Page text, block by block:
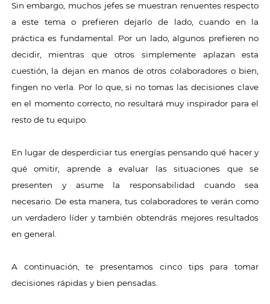
Sin embargo, muchos jefes se muestran renuentes respecto
a este tema o prefieren dejarlo de lado, cuando en la
práctica es fundamental. Por un lado, algunos prefieren no
decidir, mientras que otros simplemente aplazan esta
cuestión, la dejan en manos de otros colaboradores o bien,
fingen no verla. Por lo que, si no tomas las decisiones clave
en el momento correcto, no resultará muy inspirador para el
resto de tu equipo.
En lugar de desperdiciar tus energías pensando qué hacer y
qué omitir, aprende a evaluar las situaciones que se
presenten y asume la responsabilidad cuando sea
necesario. De esta manera, tus colaboradores te verán como
un verdadero líder y también obtendrás mejores resultados
en general.
A continuación, te presentamos cinco tips para tomar
decisiones rápidas y bien pensadas.